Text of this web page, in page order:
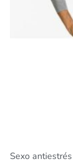
Sexo antiestrés